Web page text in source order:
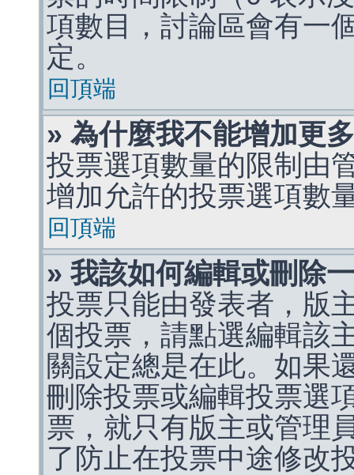
項數目，討論區會有一
定。
回頂端
» 為什麼我不能增加更
投票選項數量的限制由
增加允許的投票選項數
回頂端
» 我該如何編輯或刪除
投票只能由發表者，版
個投票，請點選編輯該
關設定總是在此。如果
刪除投票或編輯投票選
票，就只有版主或管理
了防止在投票中途修改